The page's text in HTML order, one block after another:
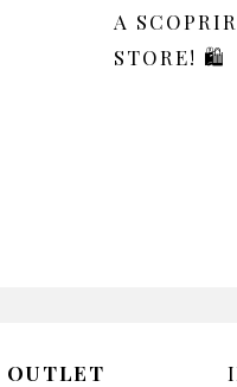
A
STORE! 🛍️